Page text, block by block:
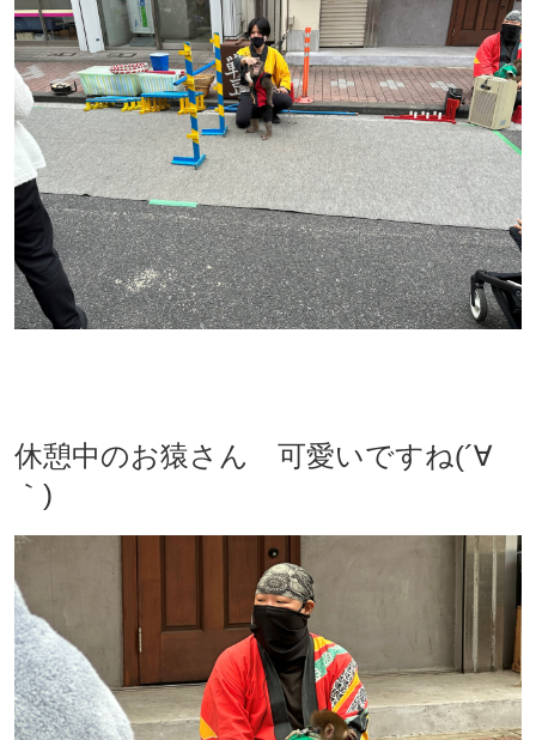
休憩中のお猿さん 可愛いですね(´∀
｀)